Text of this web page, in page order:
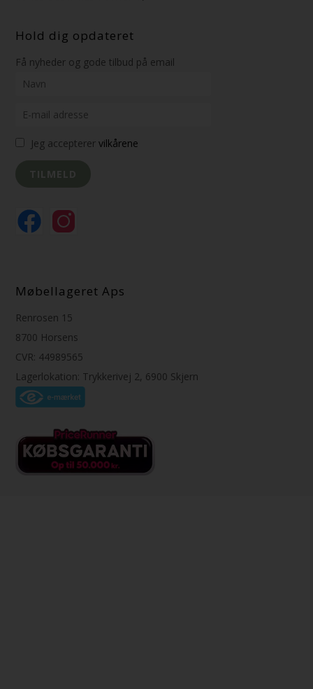
Hold dig opdateret
Få nyheder og gode tilbud på email
Jeg accepterervilkårene
Møbellageret Aps
Renrosen 15
8700 Horsens
CVR: 44989565
Lagerlokation: Trykkerivej 2, 6900 Skjern